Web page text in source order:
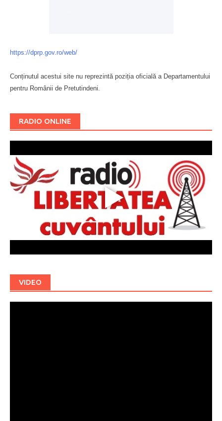
https://dprp.gov.ro/web/
Conținutul acestui site nu reprezintă poziția oficială a Departamentului
pentru Românii de Pretutindeni.
RADIO ONLINE
VIDEO